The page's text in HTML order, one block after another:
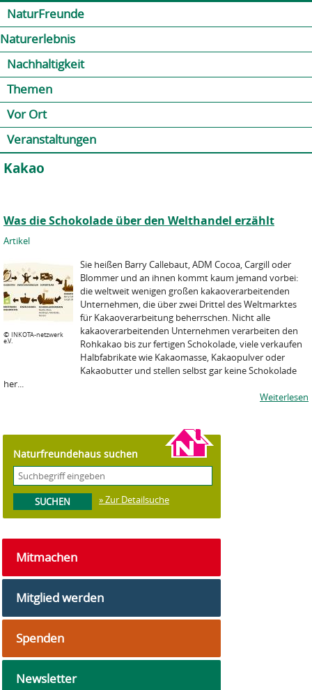
NaturFreunde
Naturerlebnis
Nachhaltigkeit
Themen
Vor Ort
Veranstaltungen
Kakao
Was die Schokolade über den Welthandel erzählt
Artikel
© INKOTA-netzwerk
e.V.
Sie heißen Barry Callebaut, ADM Cocoa, Cargill oder
Blommer und an ihnen kommt kaum jemand vorbei:
die weltweit wenigen großen kakaoverarbeitenden
Unternehmen, die über zwei Drittel des Weltmarktes
für Kakaoverarbeitung beherrschen. Nicht alle
kakaoverarbeitenden Unternehmen verarbeiten den
Rohkakao bis zur fertigen Schokolade, viele verkaufen
Halbfabrikate wie Kakaomasse, Kakaopulver oder
Kakaobutter und stellen selbst gar keine Schokolade
her...
Weiterlesen
Naturfreundehaus suchen
» Zur Detailsuche
Mitmachen
Mitglied werden
Spenden
Newsletter